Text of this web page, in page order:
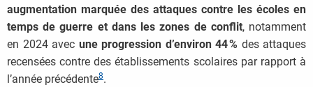
augmentation marquée des attaques contre les écoles en
temps de guerre et dans les zones de conflit, notamment
en 2024 avec une progression d’environ 44 % des attaques
recensées contre des établissements scolaires par rapport à
l’année précédente8.